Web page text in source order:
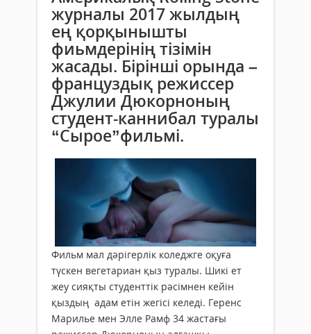
журналы 2017 жылдың
ең қорқынышты
фиьмдерінің тізімін
жасады. Бірінші орында –
француздық режиссер
Джулии Дюкорноның
студент-каннибал туралы
“Сырое”фильмі.
Фильм мал дәрігерлік коледжге оқуға
түскен вегетариан қыз туралы. Шикі ет
жеу сияқты студенттік рәсімнен кейін
қыздың адам етін жегісі келеді. Геренс
Марилье мен Элле Рамф 34 жастағы